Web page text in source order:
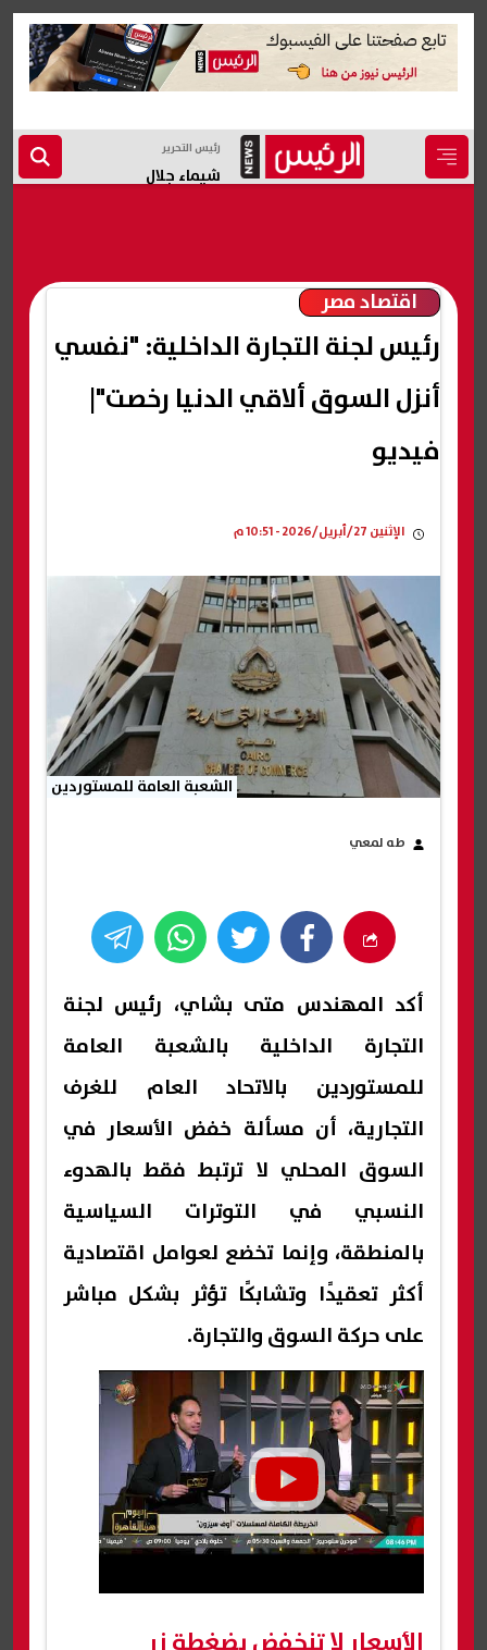
رئيس التحرير
شيماء جلال
اقتصاد مصر
رئيس لجنة التجارة الداخلية: "نفسي
أنزل السوق ألاقي الدنيا رخصت"|
فيديو
الإثنين 27/أبريل/2026 - 10:51 م
الشعبة العامة للمستوردين
طه لمعي
أكد المهندس متى بشاي، رئيس لجنة
التجارة الداخلية بالشعبة العامة
للمستوردين بالاتحاد العام للغرف
التجارية، أن مسألة خفض الأسعار في
السوق المحلي لا ترتبط فقط بالهدوء
النسبي في التوترات السياسية
بالمنطقة، وإنما تخضع لعوامل اقتصادية
أكثر تعقيدًا وتشابكًا تؤثر بشكل مباشر
على حركة السوق والتجارة.